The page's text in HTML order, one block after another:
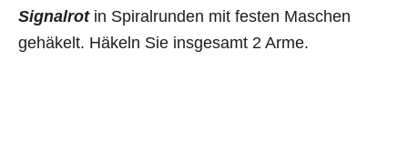
Signalrotin Spiralrunden mit festen Maschen
gehäkelt. Häkeln Sie insgesamt 2 Arme.